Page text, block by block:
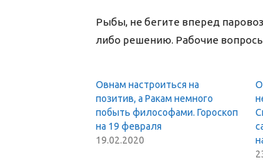
Рыбы, не бегите вперед
либо решению. Рабочие
Овнам настроиться на
позитив, а Ракам немного
побыть философами. Гороскоп
на 19 февраля
19.02.2020